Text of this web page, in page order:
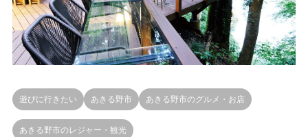
遊びに行きたい あきる野市 あきる野市のグルメ・お店
あきる野市のレジャー・観光